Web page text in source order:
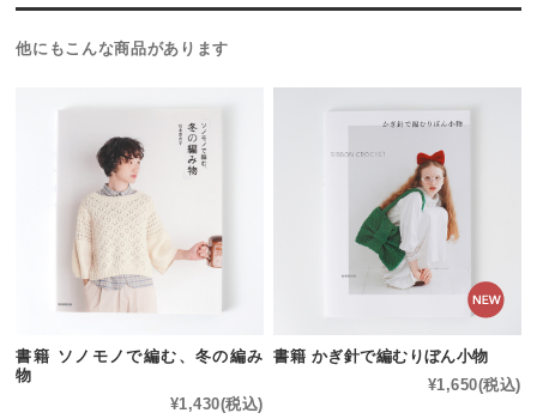
他にもこんな商品があります
書籍 ソノモノで編む、冬の編み
物
¥1,430(税込)
書籍 かぎ針で編むりぼん小物
¥1,650(税込)